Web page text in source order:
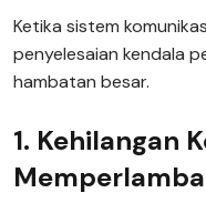
Ketika sistem
penyelesaian kendala
hambatan besar.
1. Kehilangan